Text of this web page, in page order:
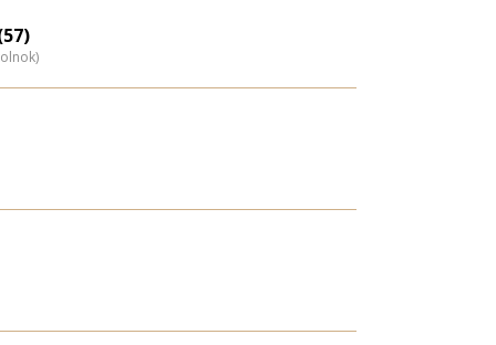
eloszlás
nagyítása